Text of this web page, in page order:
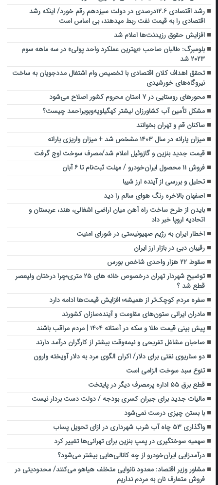
رشد اقتصادی ۱۲.۶درصدی در دولت سیزدهم رقم خورد/ اینکه رشد
اقتصادی را به قیمت نفت ربط میدهند، بی اساس است
افزایش حقوق رزیدنت‌ها اعلام شد
بلومبرگ: طالبان صاحب «بهترین عملکرد واحد پولی» در سه ماهه سوم
۲۰۲۳ شد
تحقق اهداف کلان اقتصادی با تخصیص وام اشتغال مددجویان به ساخت
نیروگاه‌های خورشیدی
محورهای روستایی در ۷ استان محروم کشور اصلاح می‌شود
مشکل تأمین آب کشاورزان لیشتر کهگیلویه‌وبویراحمد چیست؟
ساکنان قم و تهران بخوانند
میزان یارانه در سال ۱۴۰۳ مشخص شد + میزان واریزی یارانه
قیمت جدید بنزین و گازوئیل اعلام شد/مصرف سوخت اوج گرفت
فروش ۱۱ محصول ایران‌خودرو / مهلت ثبت‌نام تا ۶ آبان
تحلیل و بررسی از آینده ارز شیبا
اصفهان بالاخره رنگ هوای سالم را دید
بایدن از طرح ساخت راه آهن میان اراضی اشغالی، هند، عربستان و
اتحادیه اروپا خبر داد
اخطار ایران به رژیم صهیونیستی در شورای امنیت
رقیبان دبی در بازار ارز ایران
سقوط ۲۲ هزار واحدی شاخص بورس
توضیح شهردار تهران درخصوص خانه های ۲۵ متری؛چرا درختان ولیعصر
قطع شد ؟
سفره مردم کوچک‌تر از همیشه؛ افزایش قیمت‌ها ادامه دارد
مادران ایرانی ستون‌های مقاومت و آینده‌سازان کشورند
پیش بینی قیمت طلا و سکه در آستانه ۱۴۰۴ | مردم مراقب باشند
صاحبان مشاغل تفریحی و نیمه‌وقت بیشتر از کارگران درآمد دارند
دو سناریوی نفتی برای دلار/ اکران الگوی مرد به دلار آویخته وارون
تنوع سبد سوخت الزامی است
قطع برق ۵۵ اداره پرمصرف دیگر در پایتخت
مالیات جدید برای جبران کسری بودجه / دولت دست بردار نیست
با بستن چیزی درست نمی‌‎شود
واگذاری ۵۳ چاه آب شرب شهرداری در ازای تحویل پساب
سهمیه سوختگیری در پمپ بنزین برای تهرانی‌ها تغییر کرد
درآمدزایی ایران‌خودرو از چه کانالی‌هایی بیشتر می‌شود؟
مشاور وزیر اقتصاد: معدود نانوایی متخلف هیاهو می‌کنند/ محدودیتی در
فروش متعارف نان به مردم نداریم